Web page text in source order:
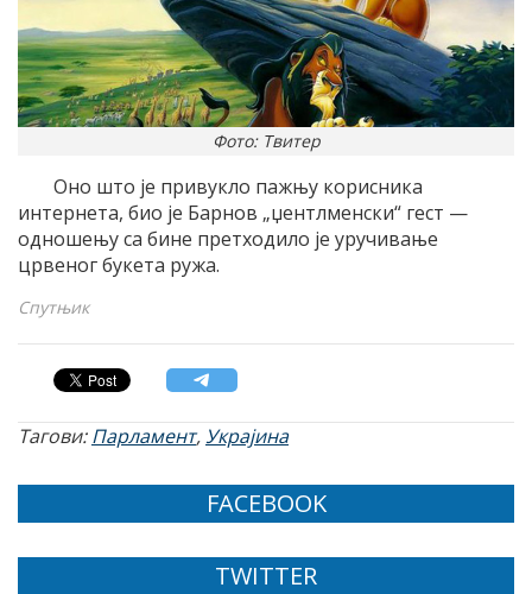
Фото: Твитер
Оно што је привукло пажњу корисника
интернета, био је Барнов „џентлменски“ гест —
одношењу са бине претходило је уручивање
црвеног букета ружа.
Спутњик
Тагови:Парламент,Украјина
FACEBOOK
TWITTER